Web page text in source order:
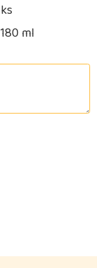
ks
180 ml